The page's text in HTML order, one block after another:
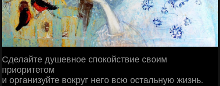
Сделайте душевное спокойствие своим
приоритетом
и организуйте вокруг него всю остальную жизнь.